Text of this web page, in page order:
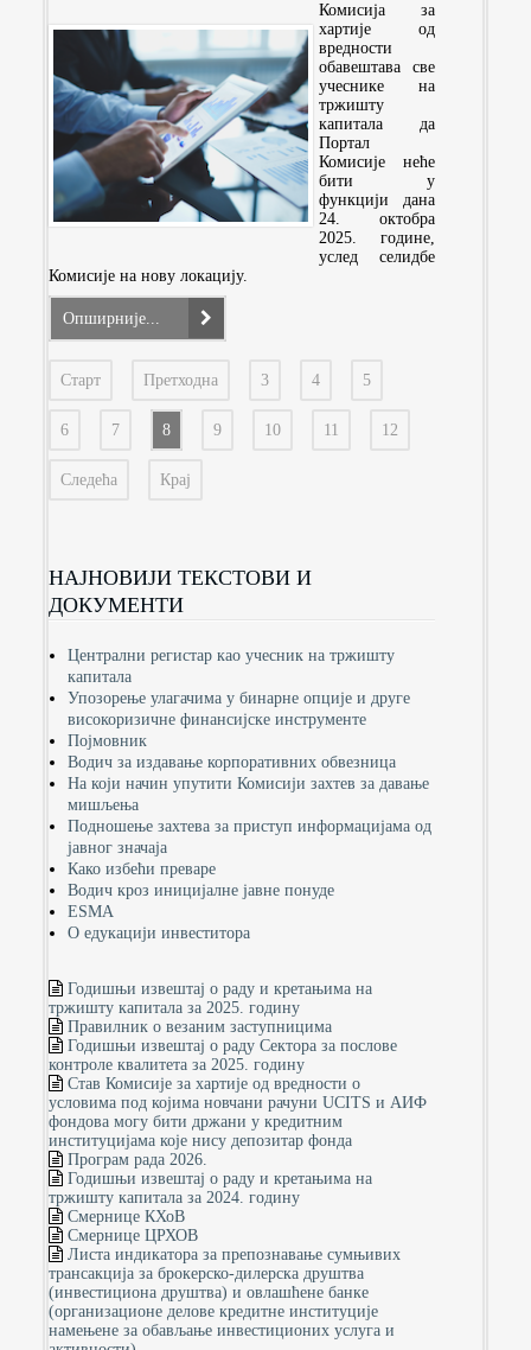
Комисија за
хартије од
вредности
обавештава све
учеснике на
тржишту
капитала да
Портал
Комисије неће
бити у
функцији дана
24. октобра
2025. године,
услед селидбе
Комисије на нову локацију.
Опширније...
Старт Претходна 3 4 5
6 7 8 9 10 11 12
Следећа Крај
НАЈНОВИЈИ ТЕКСТОВИ И
ДОКУМЕНТИ
Централни регистар као учесник на тржишту
капитала
Упозорење улагачима у бинарне опције и друге
високоризичне финансијске инструменте
Појмовник
Водич за издавање корпоративних обвезница
На који начин упутити Комисији захтев за давање
мишљења
Подношење захтева за приступ информацијама од
јавног значаја
Како избећи преваре
Водич кроз иницијалне јавне понуде
ESMA
О едукацији инвеститора
Годишњи извештај о раду и кретањима на
тржишту капитала за 2025. годину
Правилник о везаним заступницима
Годишњи извештај о раду Сектора за послове
контроле квалитета за 2025. годину
Став Комисије за хартије од вредности о
условима под којима новчани рачуни UCITS и АИФ
фондова могу бити држани у кредитним
институцијама које нису депозитар фонда
Програм рада 2026.
Годишњи извештај о раду и кретањима на
тржишту капитала за 2024. годину
Смернице КХоВ
Смернице ЦРХОВ
Листа индикатора за препознавање сумњивих
трансакција за брокерско-дилерска друштва
(инвестициона друштва) и овлашћене банке
(организационе делове кредитне институције
намењене за обављање инвестиционих услуга и